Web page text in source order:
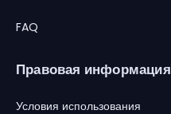
FAQ
Правовая информация
Условия использования